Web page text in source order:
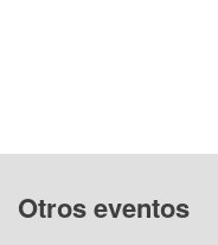
Otros eventos